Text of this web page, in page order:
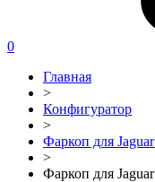
0
Главная
>
Конфигуратор
>
Фаркоп для
>
Фаркоп для